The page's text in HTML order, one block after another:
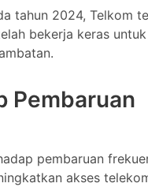
tahun 2024, Telkom
bekerja keras
Pembaruan
pembaruan
akses